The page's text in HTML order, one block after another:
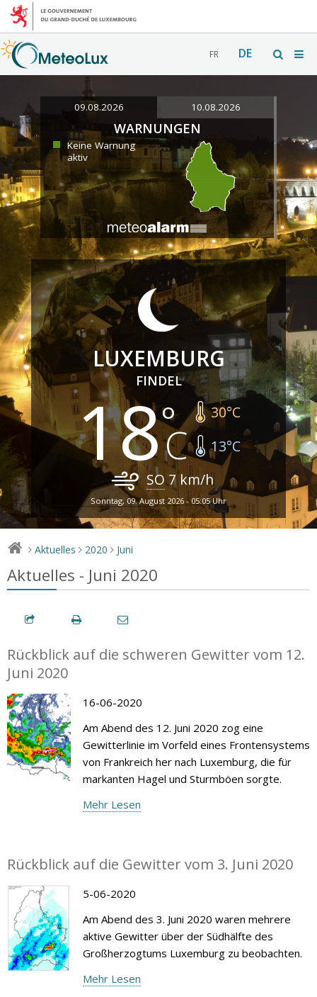
FR DE
09.08.2026 10.08.2026
WARNUNGEN
Keine Warnung
aktiv
LUXEMBURG
FINDEL
18 30°C
13°C
SO7 km/h
Sonntag, 09. August 2026 - 05:05 Uhr
> Aktuelles > 2020 > Juni
Aktuelles - Juni 2020
Rückblick auf die schweren Gewitter vom 12.
Juni 2020
16-06-2020
Am Abend des 12. Juni 2020 zog eine
Gewitterlinie im Vorfeld eines Frontensystems
von Frankreich her nach Luxemburg, die für
markanten Hagel und Sturmböen sorgte.
Mehr Lesen
Rückblick auf die Gewitter vom 3. Juni 2020
5-06-2020
Am Abend des 3. Juni 2020 waren mehrere
aktive Gewitter über der Südhälfte des
Großherzogtums Luxemburg zu beobachten.
Mehr Lesen